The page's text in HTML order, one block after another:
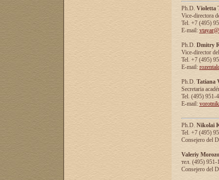
Ph.D. Violetta
Vice-directora
Tel. +7 (495)
E-mail:
Ph.D. Dmitry
Vice-director
Tel. +7 (495)
E-mail:
Ph.D. Tatiana
Secretaria
Tel. (495) 951-
E-mail:
Ph.D. Nikolai
Tel. +7 (495)
Consejero del
Valeriy
тел. (495) 951-
Consejero del